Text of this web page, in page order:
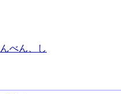
べん、し